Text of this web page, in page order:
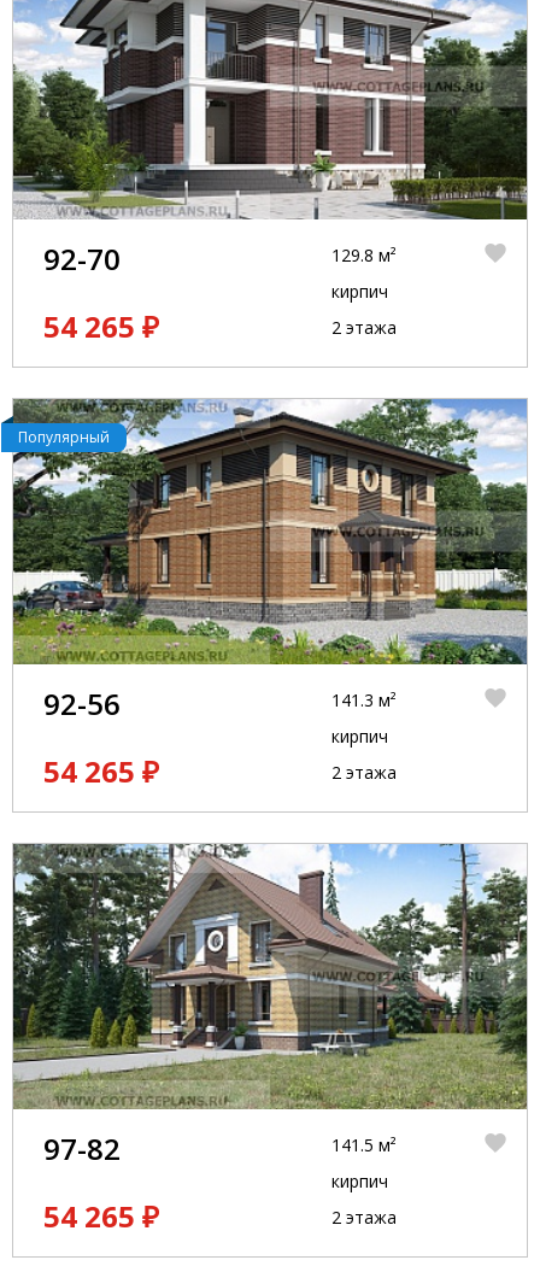
92-70
54 265 ₽
129.8 м²
кирпич
2 этажа
Популярный
92-56
54 265 ₽
141.3 м²
кирпич
2 этажа
97-82
54 265 ₽
141.5 м²
кирпич
2 этажа